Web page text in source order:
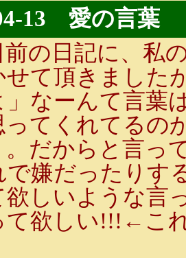
13 愛の言葉
の日記に、私
せて頂きました
」なーんて言葉
ってくれてるの
。だからと言っ
で嫌だったりす
欲しいような言
て欲しい!!!←こ